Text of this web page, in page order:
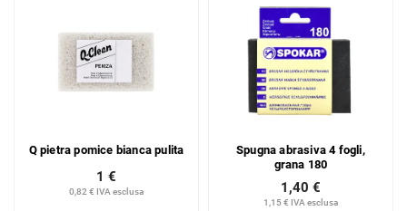
Q pietra pomice bianca pulita
0,82 € IVA esclusa
1 €
Spugna abrasiva 4 fogli,
grana 180
1,15 € IVA esclusa
1,40 €